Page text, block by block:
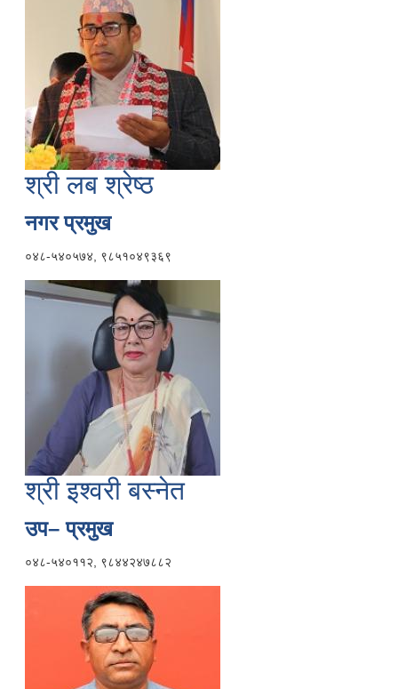
श्री लब श्रेष्ठ
नगर प्रमुख
०४८-५४०५७४, ९८५१०४९३६९
श्री इश्वरी बस्नेत
उप– प्रमुख
०४८-५४०११२, ९८४४२४७८८२